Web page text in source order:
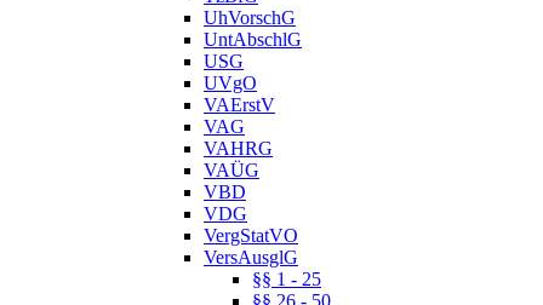
UhVorschG
UntAbschlG
USG
UVgO
VAErstV
VAG
VAHRG
VAÜG
VBD
VDG
VergStatVO
VersAusglG
§§ 1 - 25
§§ 26 - 50